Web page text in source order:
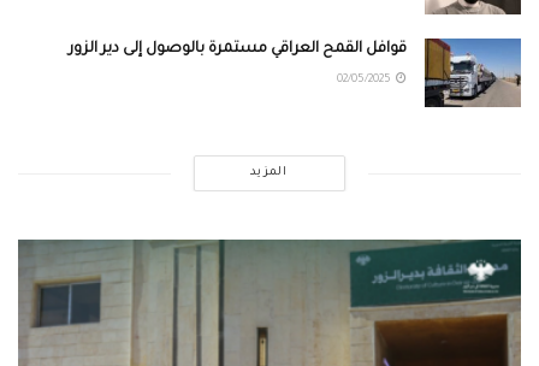
قوافل القمح العراقي مستمرة بالوصول إلى دير الزور
المزيد